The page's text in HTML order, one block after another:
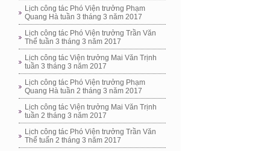
Lịch công tác Phó Viện trưởng Phạm
Quang Hà tuần 3 tháng 3 năm 2017
Lịch công tác Phó Viện trưởng Trần Văn
Thể tuần 3 tháng 3 năm 2017
Lịch công tác Viện trưởng Mai Văn Trịnh
tuần 3 tháng 3 năm 2017
Lịch công tác Phó Viện trưởng Phạm
Quang Hà tuần 2 tháng 3 năm 2017
Lịch công tác Viện trưởng Mai Văn Trịnh
tuần 2 tháng 3 năm 2017
Lịch công tác Phó Viện trưởng Trần Văn
Thể tuấn 2 tháng 3 năm 2017